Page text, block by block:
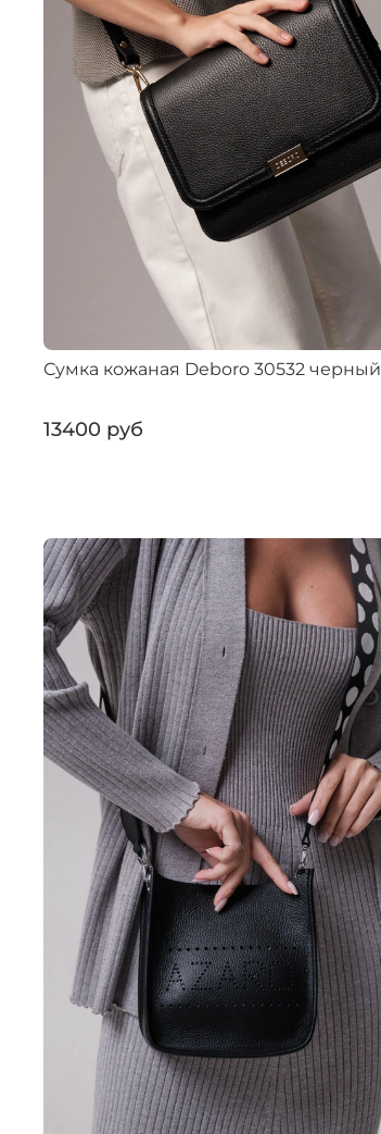
Сумка кожаная Deboro 30532 черный
13400 руб